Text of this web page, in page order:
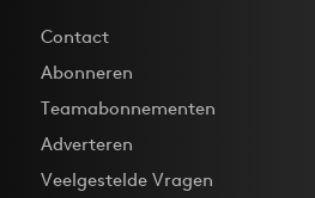
Contact
Abonneren
Teamabonnementen
Adverteren
Veelgestelde Vragen